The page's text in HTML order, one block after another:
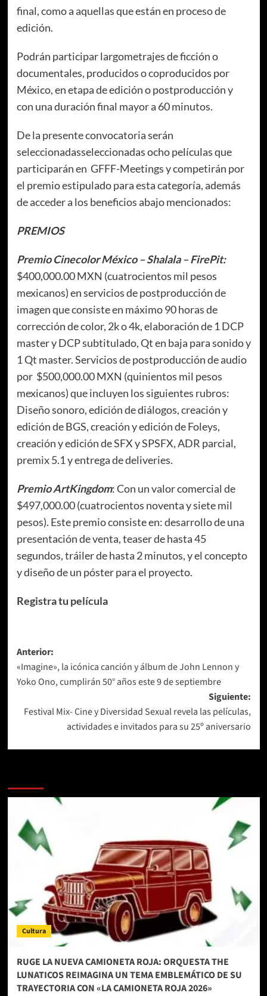
final, como a aquellas que están en proceso de
edición.
Podrán participar largometrajes de ficción o
documentales, producidos o coproducidos por
México, en etapa de edición o postproducción y
con una duración final mayor a 60 minutos.
De la presente convocatoria serán
seleccionadasseleccionadas ocho películas que
participarán en GFFF-Meetings y competirán por
el premio estipulado para esta categoría, además
de acceder a los beneficios abajo mencionados:
PREMIOS
Premio Cinecolor México – Shalala – FirePit:
$400,000.00 MXN (cuatrocientos mil pesos
mexicanos) en servicios de postproducción de
imagen que consiste en máximo 90 horas de
corrección de color, 2k o 4k, elaboración de 1 DCP
master y DCP subtitulado, Qt en baja para sonido y
1 Qt master. Servicios de postproducción de audio
por $500,000.00 MXN (quinientos mil pesos
mexicanos) que incluyen los siguientes rubros:
Diseño sonoro, edición de diálogos, creación y
edición de BGS, creación y edición de Foleys,
creación y edición de SFX y SPSFX, ADR parcial,
premix 5.1 y entrega de deliveries.
Premio ArtKingdom: Con un valor comercial de
$497,000.00 (cuatrocientos noventa y siete mil
pesos). Este premio consiste en: desarrollo de una
presentación de venta, teaser de hasta 45
segundos, tráiler de hasta 2 minutos, y el concepto
y diseño de un póster para el proyecto.
Registra tu película
Navegación
de
entradas
Anterior:
«Imagine», la icónica canción y álbum de John Lennon y
Yoko Ono, cumplirán 50° años este 9 de septiembre
Siguiente:
Festival Mix- Cine y Diversidad Sexual revela las películas,
actividades e invitados para su 25º aniversario
Cultura
RUGE LA NUEVA CAMIONETA ROJA: ORQUESTA THE
LUNATICOS REIMAGINA UN TEMA EMBLEMÁTICO DE SU
TRAYECTORIA CON «LA CAMIONETA ROJA 2026»